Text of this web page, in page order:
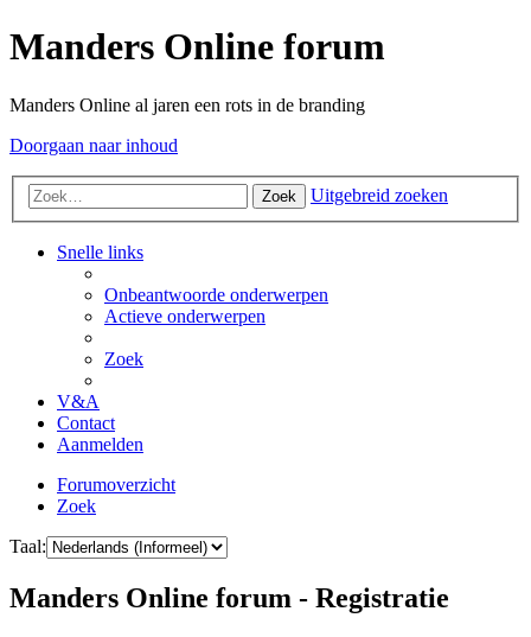
Manders Online forum
Manders Online al jaren een rots in de branding
Doorgaan naar inhoud
Zoek Uitgebreid zoeken
Snelle links
Onbeantwoorde onderwerpen
Actieve onderwerpen
Zoek
V&A
Contact
Aanmelden
Forumoverzicht
Zoek
Taal:
Manders Online forum - Registratie